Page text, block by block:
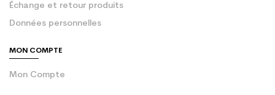
Échange et retour produits
Données personnelles
MON COMPTE
Mon Compte